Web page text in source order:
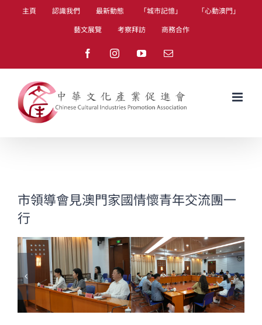
主頁 認識我們 最新動態 「城市記憶」
「心動澳門」
藝文展覽
考察拜訪 商務合作
FacebookInstagramYouTubeEmail
市領導會見澳門家國情懷青年交流團一
行